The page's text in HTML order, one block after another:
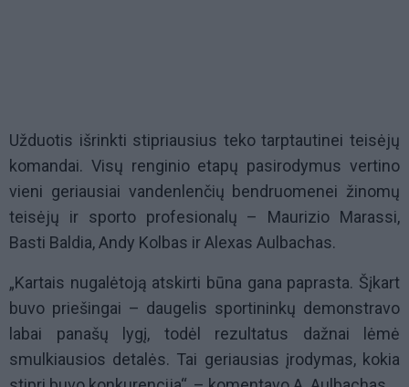
Užduotis išrinkti stipriausius teko tarptautinei teisėjų
komandai. Visų renginio etapų pasirodymus vertino
vieni geriausiai vandenlenčių bendruomenei žinomų
teisėjų ir sporto profesionalų – Maurizio Marassi,
Basti Baldia, Andy Kolbas ir Alexas Aulbachas.
„Kartais nugalėtoją atskirti būna gana paprasta. Šįkart
buvo priešingai – daugelis sportininkų demonstravo
labai panašų lygį, todėl rezultatus dažnai lėmė
smulkiausios detalės. Tai geriausias įrodymas, kokia